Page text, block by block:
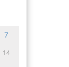
7
14